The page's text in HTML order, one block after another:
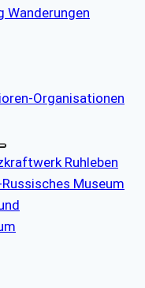
Wanderungen
Organisationen
Ruhleben
Museum